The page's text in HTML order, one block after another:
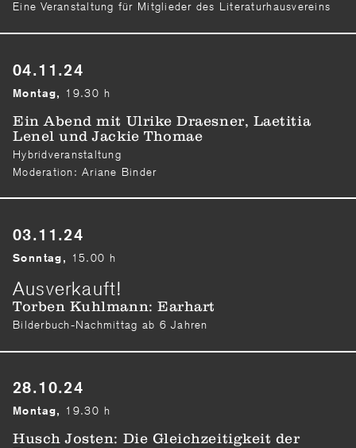
Eine Veranstaltung für Mitglieder des Literaturhausvereins
04.11.24
Montag, 19.30 h
Ein Abend mit Ulrike Draesner, Laetitia
Lenel und Jackie Thomae
Hybridveranstaltung
Moderation: Ariane Binder
03.11.24
Sonntag, 15.00 h
Ausverkauft!
Torben Kuhlmann: Earhart
Bilderbuch-Nachmittag ab 6 Jahren
28.10.24
Montag, 19.30 h
Husch Josten: Die Gleichzeitigkeit der